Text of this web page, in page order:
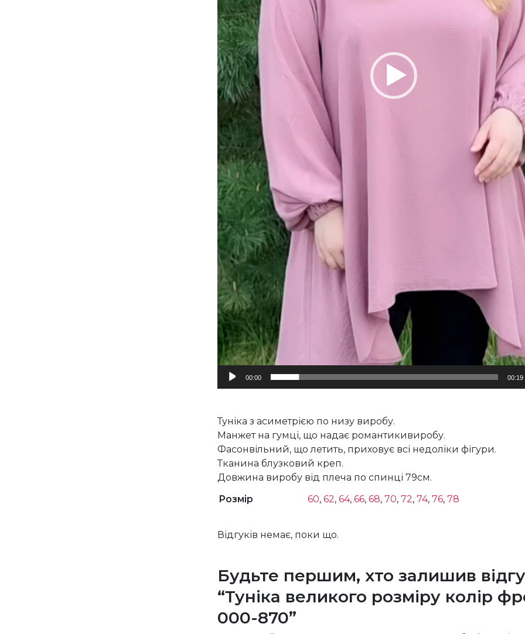
00:00 00:19
Туніка з асиметрією по низу виробу.
Манжет на гумці, що надає романтикивиробу.
Фасонвільний, що летить, приховує всі недоліки фігури.
Тканина блузковий креп.
Довжина виробу від плеча по спинці 79см.
Розмір
60, 62, 64, 66, 68, 70, 72, 74, 76, 78
Відгуків немає, поки що.
Будьте першим, хто залишив
“Туніка великого розміру колір
000-870”